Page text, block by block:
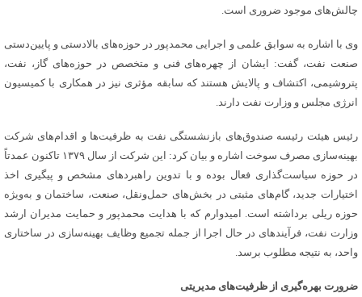
چالش‌های موجود ضروری است.
وی با اشاره به سوابق علمی و اجرایی محمدپور در حوزه‌های بالادستی و پایین‌دستی
صنعت نفت، گفت: ایشان از چهره‌های فنی و متخصص در حوزه‌های گاز، نفت،
پتروشیمی، اکتشاف و پالایش هستند که سابقه مؤثری نیز در همکاری با کمیسیون
انرژی مجلس و وزارت نفت دارند.
رئیس هیئت رئیسه صندوق‌های بازنشستگی نفت به ظرفیت‌ها و اقدام‌های شرکت
بهینه‌سازی مصرف سوخت اشاره و بیان کرد: این شرکت از سال ۱۳۷۹ تاکنون عمدتاً
در حوزه سیاست‌گذاری فعال بوده و با تدوین راهبردهای مشخص و پیگیری اخذ
اختیارات جدید، گام‌های مثبتی در بخش‌های حمل‌ونقل، صنعت، ساختمان و به‌ویژه
حوزه ریلی برداشته است. امیدوارم که با هدایت محمدپور و حمایت مدیران ارشد
وزارت نفت، فرآیندهای در حال اجرا از جمله تجمیع وظایف بهینه‌سازی در ساختاری
واحد، به نتیجه مطلوب برسد.
ضرورت بهره‌گیری از ظرفیت‌های مدیریتی